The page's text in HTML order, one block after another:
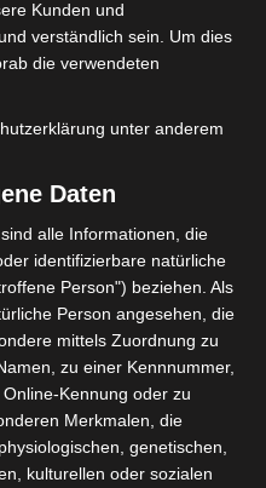
und der
war natürlich die
aber
weiter daran, die
zu bringen.
für die Kultur
die
.
und die
Kunden und
verständlich sein. Um dies
die verwendeten
unter anderem
Daten
alle Informationen, die
identifizierbare natürliche
Person") beziehen. Als
Person angesehen, die
mittels Zuordnung zu
zu einer Kennnummer,
Kennung oder zu
Merkmalen, die
genetischen,
kulturellen oder sozialen